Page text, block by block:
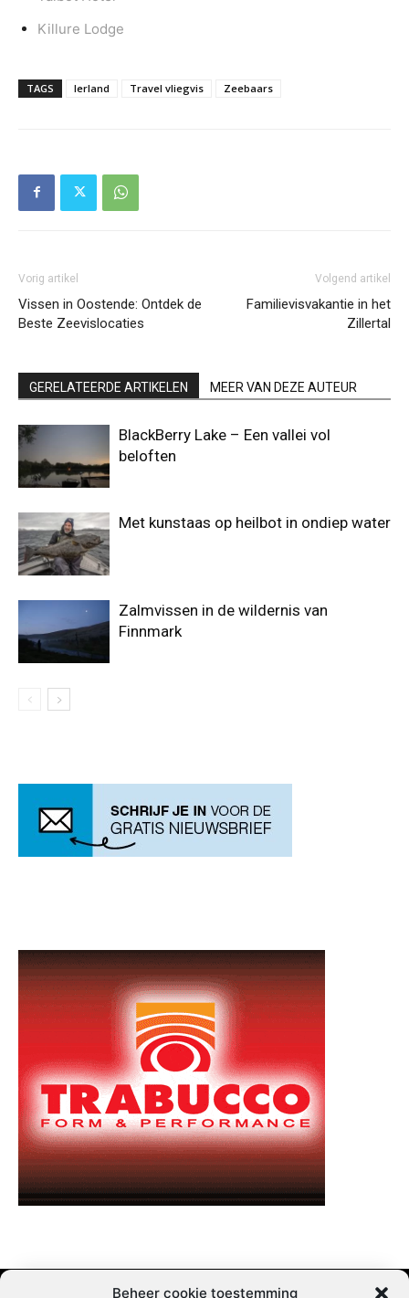
Beheer cookie toestemming
Killure Lodge
TAGS Ierland Travel vliegvis Zeebaars
Vorig artikel
Vissen in Oostende: Ontdek de
Beste Zeevislocaties
Volgend artikel
Familievisvakantie in het
Zillertal
GERELATEERDE ARTIKELEN MEER VAN DEZE AUTEUR
BlackBerry Lake – Een vallei vol
beloften
Met kunstaas op heilbot in ondiep water
Zalmvissen in de wildernis van
Finnmark